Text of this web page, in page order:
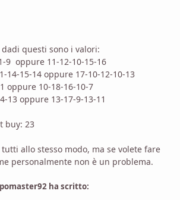
questi sono i valori:
9 oppure 11-12-10-15-16
14-15-14 oppure 17-10-12-10-13
oppure 10-18-16-10-7
13 oppure 13-17-9-13-11
buy: 23
allo stesso modo, ma se volete fare
personalmente non è un problema.
ha scritto: